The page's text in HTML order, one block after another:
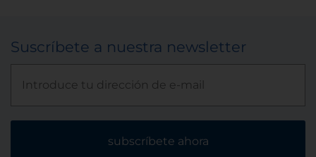
Suscríbete a nuestra newsletter
subscríbete ahora